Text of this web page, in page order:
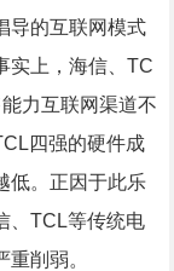
导的互联网模式
实上，海信、TC
力互联网渠道不
四强的硬件成
低。正因于此乐
、TCL等传统电
削弱。